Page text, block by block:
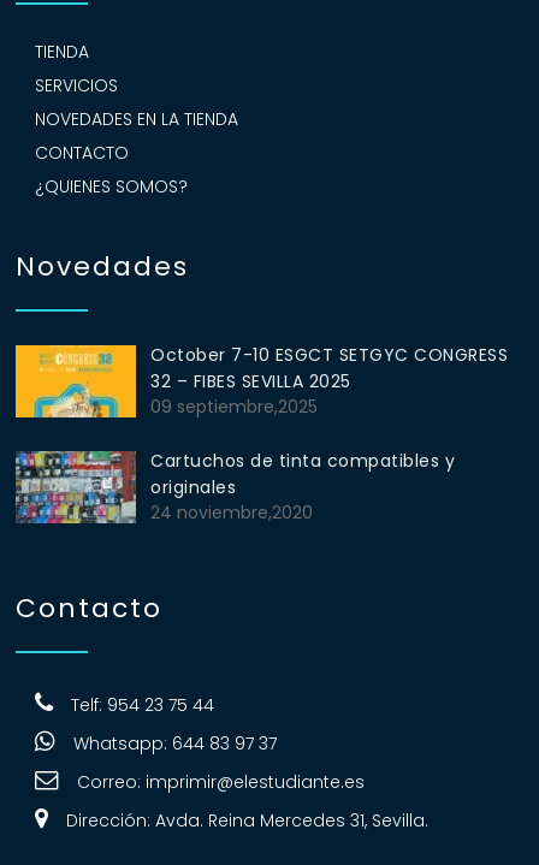
TIENDA
SERVICIOS
NOVEDADES EN LA TIENDA
CONTACTO
¿QUIENES SOMOS?
Novedades
October 7-10 ESGCT SETGYC CONGRESS
32 – FIBES SEVILLA 2025
09 septiembre,2025
Cartuchos de tinta compatibles y
originales
24 noviembre,2020
Contacto
Telf: 954 23 75 44
Whatsapp: 644 83 97 37
Correo: imprimir@elestudiante.es
Dirección: Avda. Reina Mercedes 31, Sevilla.